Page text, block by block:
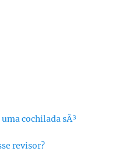
cochilada sÃ³
revisor?